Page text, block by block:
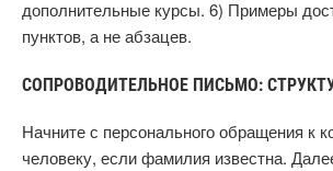
дополнительные курсы. 6) Примеры
пунктов, а не абзацев.
СОПРОВОДИТЕЛЬНОЕ ПИСЬМО:
Начните с персонального обращения к
человеку, если фамилия известна.